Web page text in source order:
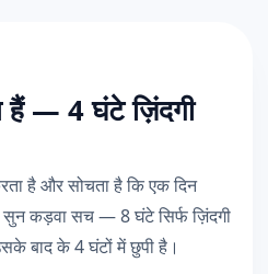
हैं — 4 घंटे ज़िंदगी
है और सोचता है कि एक दिन
सुन कड़वा सच — 8 घंटे सिर्फ ज़िंदगी
बाद के 4 घंटों में छुपी है।